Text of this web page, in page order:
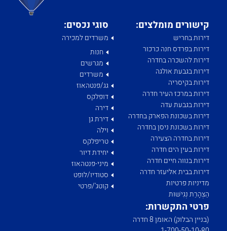
קישורים מומלצים:
דירות בחריש
דירות בפרדס חנה כרכור
דירות להשכרה בחדרה
דירות בגבעת אולגה
דירות בקיסריה
דירות במרכז העיר חדרה
דירות בגבעת עדה
דירות בשכונת הפארק בחדרה
דירות בשכונת ניסן בחדרה
דירות בחדרה הצעירה
דירות בעין הים חדרה
דירות בנווה חיים חדרה
דירות בבית אליעזר חדרה
מדיניות פרטיות
הַצְהָרַת נְגִישׁוּת
סוגי נכסים:
משרדים למכירה
חנות
מגרשים
משרדים
גג/פנטהאוז
דופלקס
דירה
דירת גן
וילה
טריפלקס
יחידת דיור
מיני-פנטהאוז
סטודיו/לופט
קוטג'/פרטי
פרטי התקשרות:
(בניין הבלוק) האומן 8 חדרה